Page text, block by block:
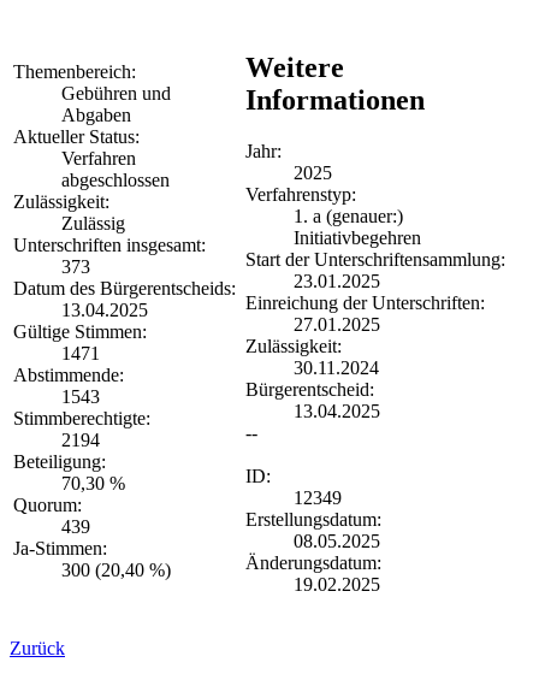
Themenbereich:
Gebühren und
Abgaben
Aktueller Status:
Verfahren
abgeschlossen
Zulässigkeit:
Zulässig
Unterschriften insgesamt:
373
Datum des Bürgerentscheids:
13.04.2025
Gültige Stimmen:
1471
Abstimmende:
1543
Stimmberechtigte:
2194
Beteiligung:
70,30 %
Quorum:
439
Ja-Stimmen:
300 (20,40 %)
Weitere
Informationen
Jahr:
2025
Verfahrenstyp:
1. a (genauer:)
Initiativbegehren
Start der Unterschriftensammlung:
23.01.2025
Einreichung der Unterschriften:
27.01.2025
Zulässigkeit:
30.11.2024
Bürgerentscheid:
13.04.2025
--
ID:
12349
Erstellungsdatum:
08.05.2025
Änderungsdatum:
19.02.2025
Zurück